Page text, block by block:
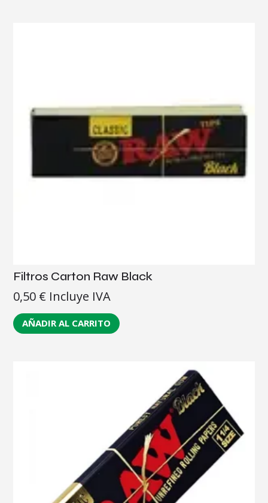
Filtros Carton Raw Black
0,50 € Incluye IVA
AÑADIR AL CARRITO